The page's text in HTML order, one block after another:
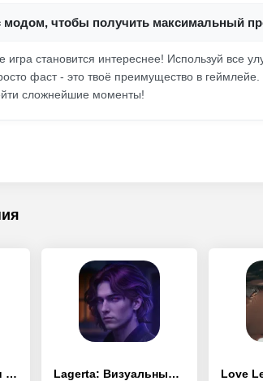
модом, чтобы получить максимальный
становится интереснее! Используй все
фаст - это твоё преимущество в геймлейе.
сложнейшие моменты!
Choices: Stories You Play Lagerta: Визуальные новеллы